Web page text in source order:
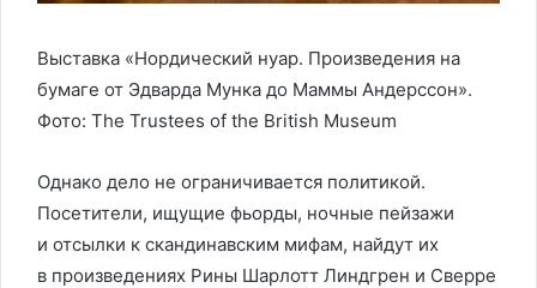
Выставка «Нордический нуар. Произведения на
бумаге от Эдварда Мунка до Маммы Андерссон».
Фото: The Trustees of the British Museum
Однако дело не ограничивается политикой.
Посетители, ищущие фьорды, ночные пейзажи
и отсылки к скандинавским мифам, найдут их
в произведениях Рины Шарлотт Линдгрен и Сверре